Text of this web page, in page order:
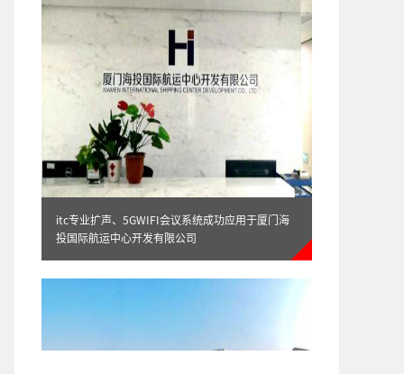
itc专业扩声、5GWIFI会议系统成功应用于厦门海
投国际航运中心开发有限公司